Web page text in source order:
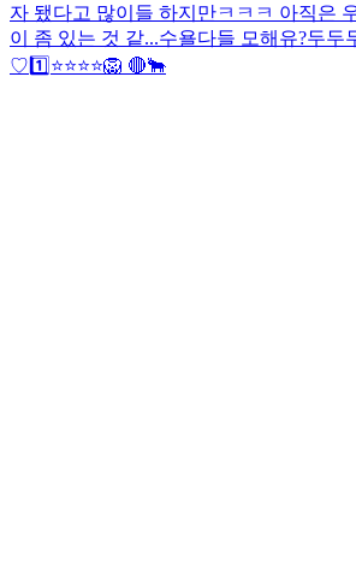
자 됐다고 많이들 하지만ㅋㅋㅋ 아직은
이 좀 있는 것 같...수욜다들 모해유?두두
♡ 1️⃣⭐️⭐️⭐️⭐️🦁 🔴🐂